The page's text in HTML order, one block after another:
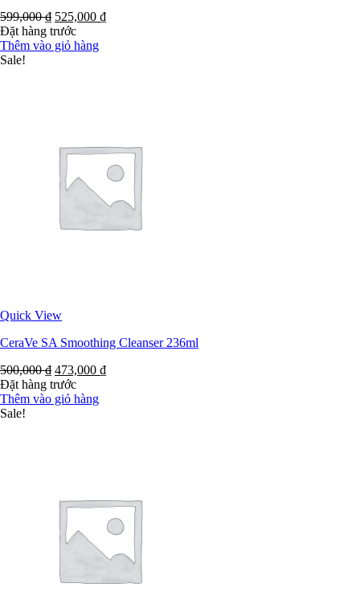
599,000₫ 525,000 ₫
Đặt hàng trước
Thêm vào giỏ hàng
Sale!
Quick View
CeraVe SA Smoothing Cleanser 236ml
500,000₫ 473,000 ₫
Đặt hàng trước
Thêm vào giỏ hàng
Sale!